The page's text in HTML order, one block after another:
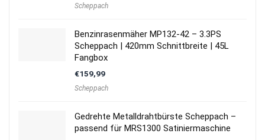
Scheppach
Benzinrasenmäher MP132-42 – 3.3PS
Scheppach | 420mm Schnittbreite | 45L
Fangbox
€159,99
Scheppach
Gedrehte Metalldrahtbürste Scheppach –
passend für MRS1300 Satiniermaschine